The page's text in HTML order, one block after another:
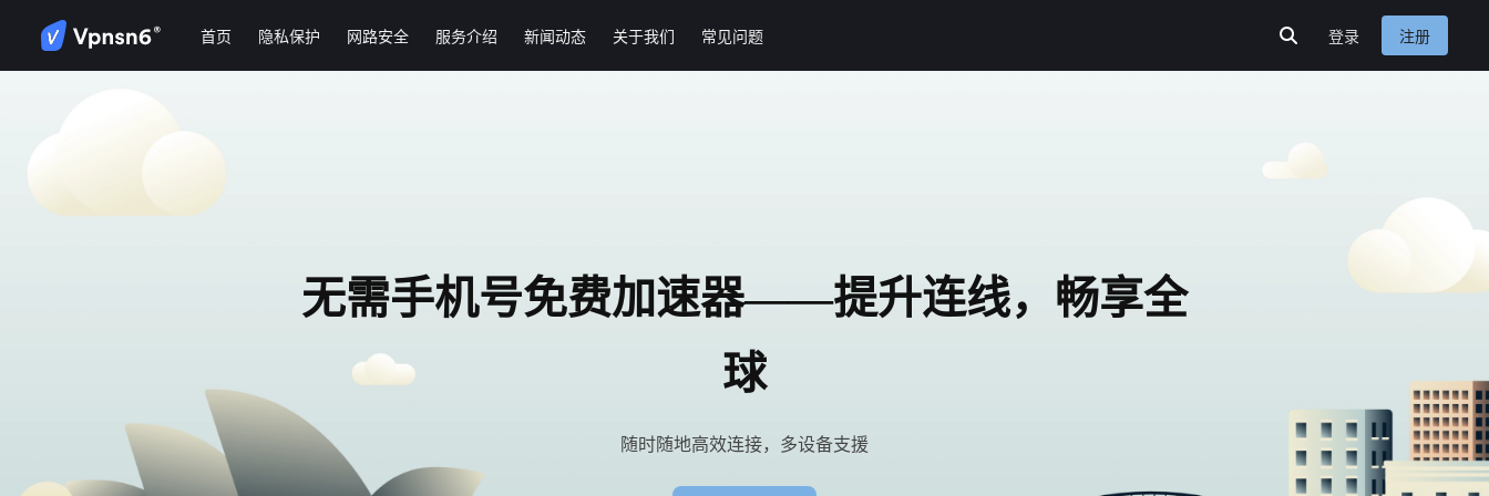
首页 隐私保护 网路安全 服务介绍 新闻动态 关于我们 常见问题 登录 注册
无需手机号免费加速器——提升连线，畅享全
球
随时随地高效连接，多设备支援